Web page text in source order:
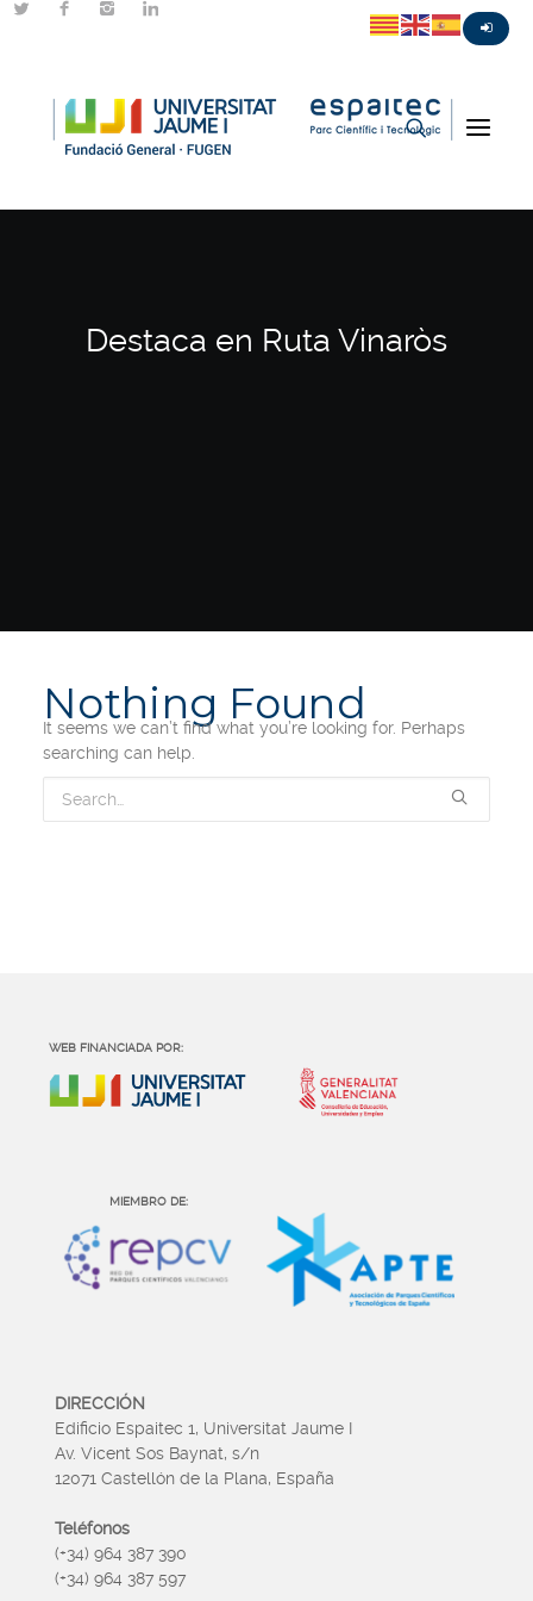
Destaca en Ruta Vinaròs
Nothing Found
It seems we can’t find what you’re looking for. Perhaps
searching can help.
WEB FINANCIADA POR:
MIEMBRO DE:
DIRECCIÓN
Edificio Espaitec 1, Universitat Jaume I
Av. Vicent Sos Baynat, s/n
12071 Castellón de la Plana, España
Teléfonos
(+34) 964 387 390
(+34) 964 387 597